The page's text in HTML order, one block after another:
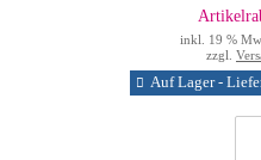
inkl. 19 %
zzgl.
Auf Lager -